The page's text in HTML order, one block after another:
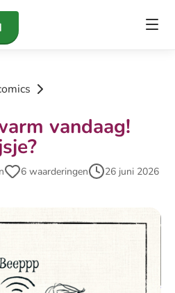
vandaag!
6 waarderingen 26 juni 2026